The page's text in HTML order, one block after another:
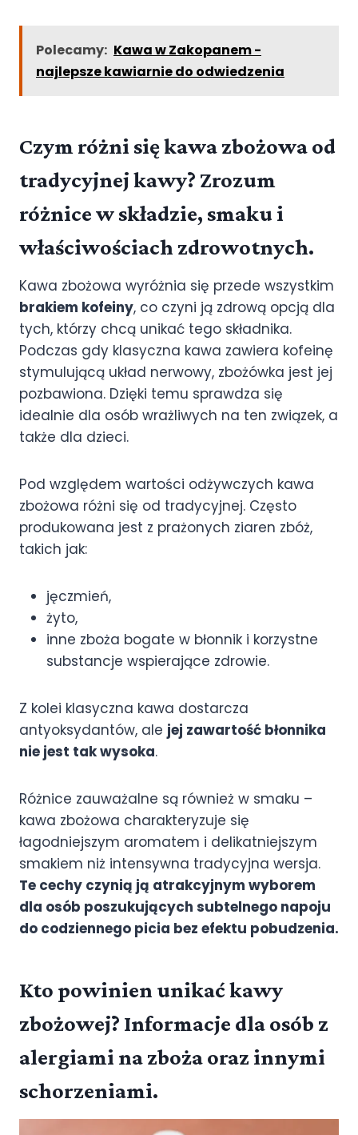
Polecamy: Kawa w Zakopanem -
najlepsze kawiarnie do odwiedzenia
Czym różni się kawa zbożowa od
tradycyjnej kawy? Zrozum
różnice w składzie, smaku i
właściwościach zdrowotnych.
Kawa zbożowa wyróżnia się przede wszystkim
brakiem kofeiny, co czyni ją zdrową opcją dla
tych, którzy chcą unikać tego składnika.
Podczas gdy klasyczna kawa zawiera kofeinę
stymulującą układ nerwowy, zbożówka jest jej
pozbawiona. Dzięki temu sprawdza się
idealnie dla osób wrażliwych na ten związek, a
także dla dzieci.
Pod względem wartości odżywczych kawa
zbożowa różni się od tradycyjnej. Często
produkowana jest z prażonych ziaren zbóż,
takich jak:
jęczmień,
żyto,
inne zboża bogate w błonnik i korzystne
substancje wspierające zdrowie.
Z kolei klasyczna kawa dostarcza
antyoksydantów, ale jej zawartość błonnika
nie jest tak wysoka.
Różnice zauważalne są również w smaku –
kawa zbożowa charakteryzuje się
łagodniejszym aromatem i delikatniejszym
smakiem niż intensywna tradycyjna wersja.
Te cechy czynią ją atrakcyjnym wyborem
dla osób poszukujących subtelnego napoju
do codziennego picia bez efektu pobudzenia.
Kto powinien unikać kawy
zbożowej? Informacje dla osób z
alergiami na zboża oraz innymi
schorzeniami.